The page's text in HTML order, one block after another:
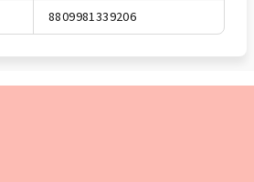
8809981339206